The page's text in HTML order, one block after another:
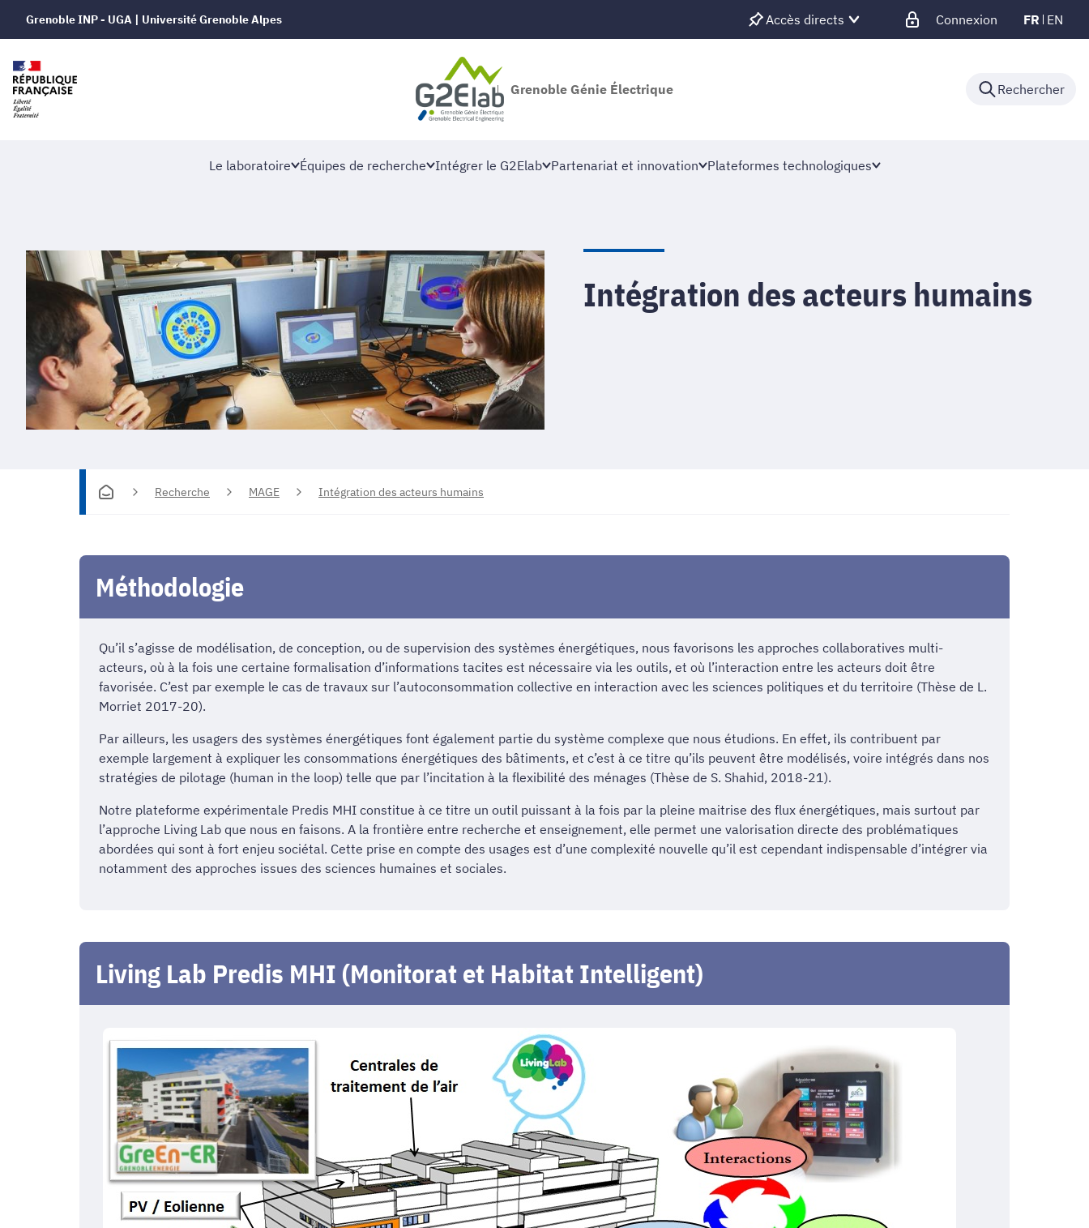
Grenoble INP - UGA | Université Grenoble Alpes Accès directs Connexion FR EN
Grenoble Génie Électrique Rechercher
Le laboratoire Équipes de recherche Intégrer le G2Elab Partenariat et innovation Plateformes technologiques
Intégration des acteurs humains
Recherche MAGE Intégration des acteurs humains
Méthodologie
Qu’il s’agisse de modélisation, de conception, ou de supervision des systèmes énergétiques, nous favorisons les approches collaboratives multi-
acteurs, où à la fois une certaine formalisation d’informations tacites est nécessaire via les outils, et où l’interaction entre les acteurs doit être
favorisée. C’est par exemple le cas de travaux sur l’autoconsommation collective en interaction avec les sciences politiques et du territoire (Thèse de L.
Morriet 2017-20).
Par ailleurs, les usagers des systèmes énergétiques font également partie du système complexe que nous étudions. En effet, ils contribuent par
exemple largement à expliquer les consommations énergétiques des bâtiments, et c’est à ce titre qu’ils peuvent être modélisés, voire intégrés dans nos
stratégies de pilotage (human in the loop) telle que par l’incitation à la flexibilité des ménages (Thèse de S. Shahid, 2018-21).
Notre plateforme expérimentale Predis MHI constitue à ce titre un outil puissant à la fois par la pleine maitrise des flux énergétiques, mais surtout par
l’approche Living Lab que nous en faisons. A la frontière entre recherche et enseignement, elle permet une valorisation directe des problématiques
abordées qui sont à fort enjeu sociétal. Cette prise en compte des usages est d’une complexité nouvelle qu’il est cependant indispensable d’intégrer via
notamment des approches issues des sciences humaines et sociales.
Living Lab Predis MHI (Monitorat et Habitat Intelligent)